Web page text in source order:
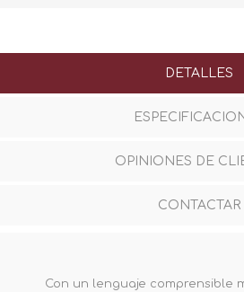
DETALLES
OPINIONES DE
CONTACTAR
Con un lenguaje comprensible